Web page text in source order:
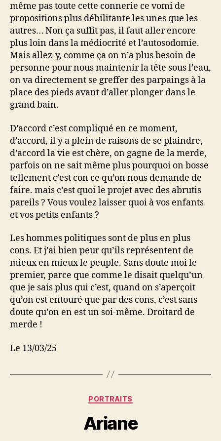
même pas toute cette connerie ce vomi de
propositions plus débilitante les unes que les
autres… Non ça suffit pas, il faut aller encore
plus loin dans la médiocrité et l’autosodomie.
Mais allez-y, comme ça on n’a plus besoin de
personne pour nous maintenir la tête sous l’eau,
on va directement se greffer des parpaings à la
place des pieds avant d’aller plonger dans le
grand bain.
D’accord c’est compliqué en ce moment,
d’accord, il y a plein de raisons de se plaindre,
d’accord la vie est chère, on gagne de la merde,
parfois on ne sait même plus pourquoi on bosse
tellement c’est con ce qu’on nous demande de
faire. mais c’est quoi le projet avec des abrutis
pareils ? Vous voulez laisser quoi à vos enfants
et vos petits enfants ?
Les hommes politiques sont de plus en plus
cons. Et j’ai bien peur qu’ils représentent de
mieux en mieux le peuple. Sans doute moi le
premier, parce que comme le disait quelqu’un
que je sais plus qui c’est, quand on s’aperçoit
qu’on est entouré que par des cons, c’est sans
doute qu’on en est un soi-même. Droitard de
merde !
Le 13/03/25
Categories
PORTRAITS
Ariane